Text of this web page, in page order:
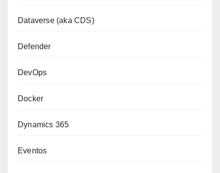
Dataverse (aka CDS)
Defender
DevOps
Docker
Dynamics 365
Eventos